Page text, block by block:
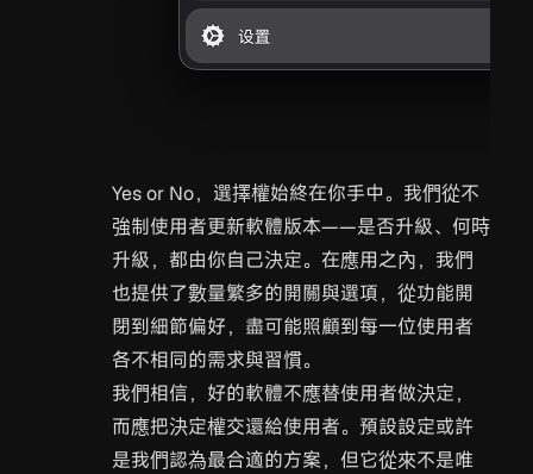
Yes or No，選擇權始終在你手中。我們從不
強制使用者更新軟體版本——是否升級、何時
升級，都由你自己決定。在應用之內，我們
也提供了數量繁多的開關與選項，從功能開
閉到細節偏好，盡可能照顧到每一位使用者
各不相同的需求與習慣。
我們相信，好的軟體不應替使用者做決定，
而應把決定權交還給使用者。預設設定或許
是我們認為最合適的方案，但它從來不是唯